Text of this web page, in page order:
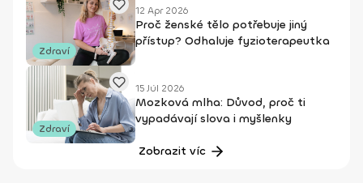
Zdraví
12 Apr 2026
Proč ženské tělo potřebuje jiný
přístup? Odhaluje fyzioterapeutka
Zdraví
15 Júl 2026
Mozková mlha: Důvod, proč ti
vypadávají slova i myšlenky
Zobrazit víc